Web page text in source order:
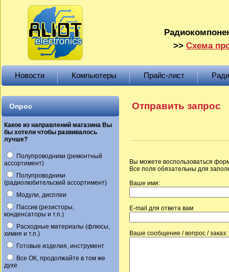
>> Схема
Новости Компьютеры Прайс-лист
Опрос
Какое из направлений магазина Вы
бы хотели чтобы развивалось
лучше?
Полупроводники (ремонтный
ассортимент)
Полупроводники
(радиолюбительский ассортимент)
Модули, дисплеи
Пассив (резисторы,
конденсаторы и т.п.)
Расходные материалы (флюсы,
химия и т.п.)
Готовые изделия, инструмент
Все ОК, продолжайте в том же
духе
Отправить запрос
Вы можете воспользоваться
Все поля обязательны для
Ваше имя:
E-mail для ответа вам
Ваше сообщение / вопрос / заказ: